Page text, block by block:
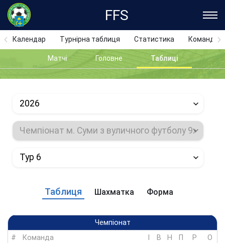
FFS
Календар Турнірна таблиця Статистика Команди
Матчі Головне Таблиці
2026
Чемпіонат м. Суми з вуличного футболу 9х9
Тур 6
Таблиця Шахматка Форма
Чемпіонат
#
Команда I В Н П Р
O